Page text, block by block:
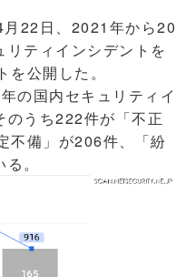
22日、2021年から20
ティインシデントを
公開した。
の国内セキュリティイ
のうち222件が「不正
不備」が206件、「紛
。